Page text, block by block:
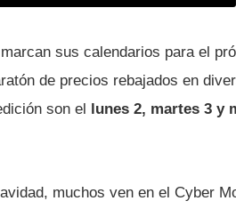
sus calendarios para el
de precios rebajados en
son el
lunes 2, martes 3 y
muchos ven en el Cyber